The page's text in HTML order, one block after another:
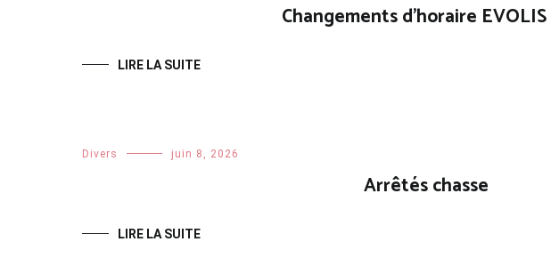
Changements d’horaire EVOLIS
LIRE LA SUITE
Divers juin 8, 2026
Arrêtés chasse
LIRE LA SUITE